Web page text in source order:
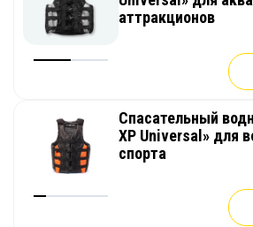
аттракционов
Спасательный
XP Universal» для
спорта